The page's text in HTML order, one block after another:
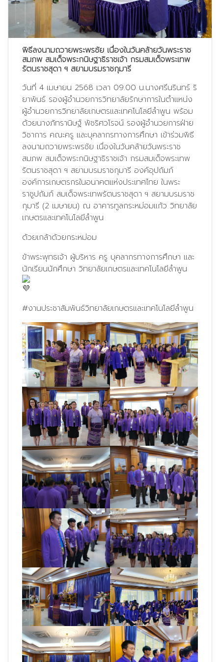
พิธีลงนามถวายพระพรชัย เนื่องในวันคล้ายวันพระราช
สมภพ สมเด็จพระกนิษฐาธิราชเจ้า กรมสมเด็จพระเทพ
รัตนราชสุดา ฯ สยามบรมราชกุมารี
วันที่ 4 เมษายน 2568 เวลา 09.00 น.นางศรีนรินทร์ ริ
ยาพันธ์ รองผู้อำนวยการวิทยาลัยรักษาการในตำแหน่ง
ผู้อำนวยการวิทยาลัยเกษตรและเทคโนโลยีลำพูน พร้อม
ด้วยนางภัทรานิษฐ์ พัชริศวโรจน์ รองผู้อำนวยการฝ่าย
วิชาการ คณะครู และบุคลากรทางการศึกษา เข้าร่วมพิธี
ลงนามถวายพระพรชัย เนื่องในวันคล้ายวันพระราช
สมภพ สมเด็จพระกนิษฐาธิราชเจ้า กรมสมเด็จพระเทพ
รัตนราชสุดา ฯ สยามบรมราชกุมารี องค์อุปถัมภ์
องค์การเกษตรกรในอนาคตแห่งประเทศไทย ในพระ
ราชูปถัมภ์ สมเด็จพระเทพรัตนราชสุดา ฯ สยามบรมราช
กุมารี (2 เมษายน) ณ อาคารทูลกระหม่อมแก้ว วิทยาลัย
เกษตรและเทคโนโลยีลำพูน
ด้วยเกล้าด้วยกระหม่อม
ข้าพระพุทธเจ้า ผู้บริหาร ครู บุคลากรทางการศึกษา และ
นักเรียนนักศึกษา วิทยาลัยเกษตรและเทคโนโลยีลำพูน
#งานประชาสัมพันธ์วิทยาลัยเกษตรและเทคโนโลยีลำพูน